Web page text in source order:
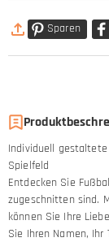
Sparen
Individuell
Spielfeld
Entdecken Sie
zugeschnitten sind.
können Sie Ihre
Sie Ihren Namen,